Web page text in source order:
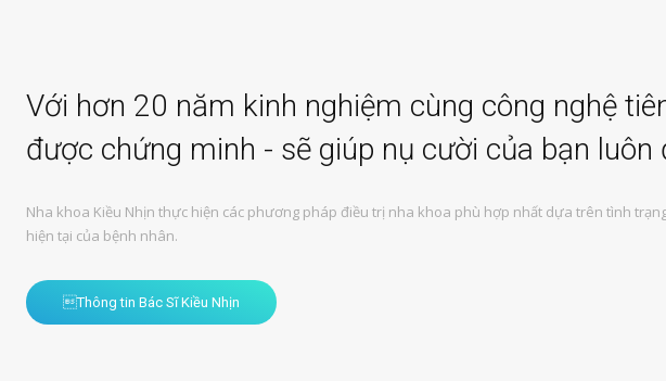
Với hơn 20 năm kinh nghiệm cùng công nghệ
được chứng minh - sẽ giúp nụ cười của bạn luôn
Nha khoa Kiều Nhịn thực hiện các phương pháp điều trị nha khoa phù hợp nhất dựa trên tình
hiện tại của bệnh nhân.
Thông tin Bác Sĩ Kiều Nhịn